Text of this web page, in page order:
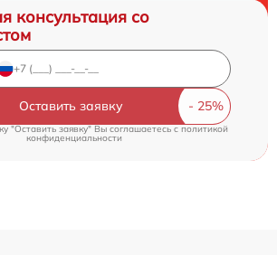
консультация со
Оставить заявку
"Оставить заявку" Вы соглашаетесь cполитикой
конфиденциальности